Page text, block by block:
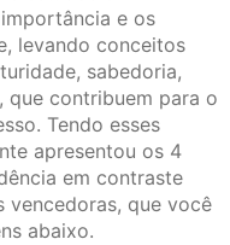
e os
levando conceitos
sabedoria,
que contribuem para o
Tendo esses
apresentou os 4
em contraste
vencedoras, que você
abaixo.